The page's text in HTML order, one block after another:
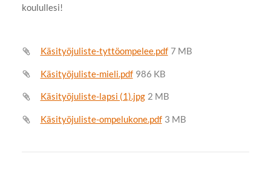
koulullesi!
Käsityöjuliste-tyttöompelee.pdf 7 MB
Käsityöjuliste-mieli.pdf 986 KB
Käsityöjuliste-lapsi (1).jpg 2 MB
Käsityöjuliste-ompelukone.pdf 3 MB